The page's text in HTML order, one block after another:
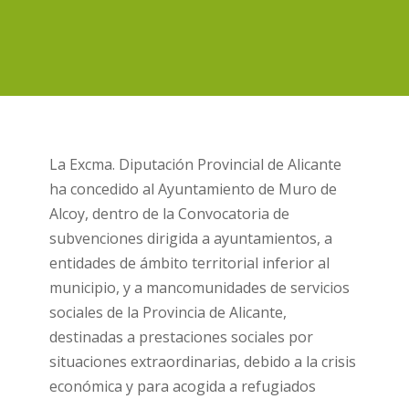
La Excma. Diputación Provincial de Alicante
ha concedido al Ayuntamiento de Muro de
Alcoy, dentro de la Convocatoria de
subvenciones dirigida a ayuntamientos, a
entidades de ámbito territorial inferior al
municipio, y a mancomunidades de servicios
sociales de la Provincia de Alicante,
destinadas a prestaciones sociales por
situaciones extraordinarias, debido a la crisis
económica y para acogida a refugiados